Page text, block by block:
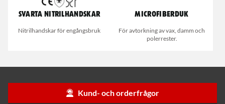
Svarta nitrilhandskar
Nitrilhandskar för engångsbruk
Microfiberduk
För avtorkning av vax, damm och
polerrester.
Kund- och orderfrågor